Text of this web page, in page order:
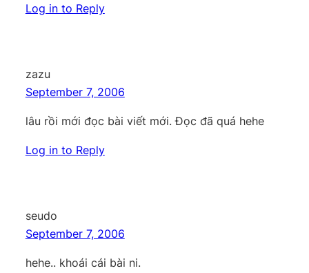
Log in to Reply
zazu
September 7, 2006
lâu rồi mới đọc bài viết mới. Đọc đã quá hehe
Log in to Reply
seudo
September 7, 2006
hehe.. khoái cái bài ni.